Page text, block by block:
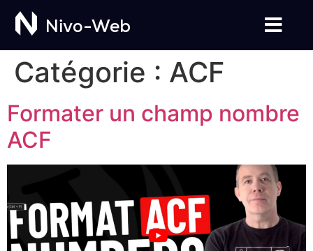
Nivo-Web
Catégorie : ACF
Formater un champ nombre
ACF